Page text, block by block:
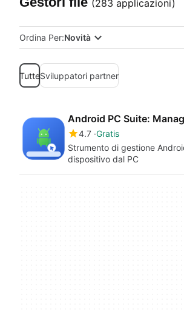
(283 applicazioni)
Ordina Per:Novità
TutteSviluppatori partner
Android PC Suite:
4.7 Gratis
Strumento di gestione
dispositivo dal PC